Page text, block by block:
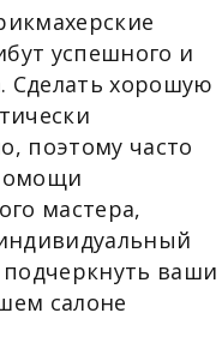
успешного и
Сделать хорошую
поэтому часто
мастера,
ваши
салоне